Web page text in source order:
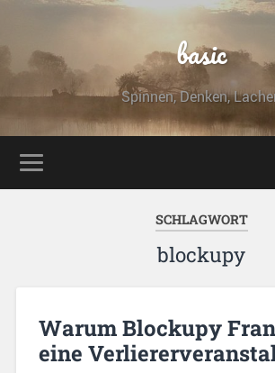
basic
Spinnen, Denken,
SCHLAGWORT
blockupy
Warum Blockupy
eine